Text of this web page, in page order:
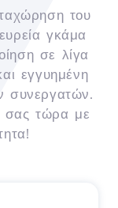
του
γκάμα
σε λίγα
εγγυημένη
συνεργατών.
σας τώρα με